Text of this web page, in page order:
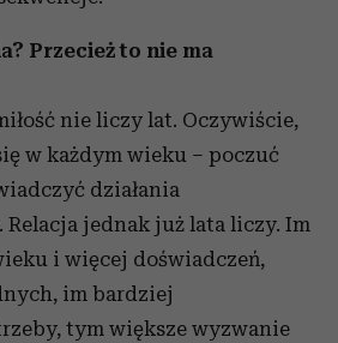
Przecież to nie ma
nie liczy lat. Oczywiście,
w każdym wieku – poczuć
działania
jednak już lata liczy. Im
i więcej doświadczeń,
im bardziej
tym większe wyzwanie